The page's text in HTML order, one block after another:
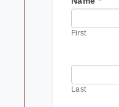
you
are
human,
blank.
First
Last